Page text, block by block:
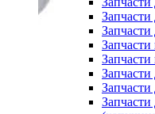
Запчасти
Запчасти
Запчасти